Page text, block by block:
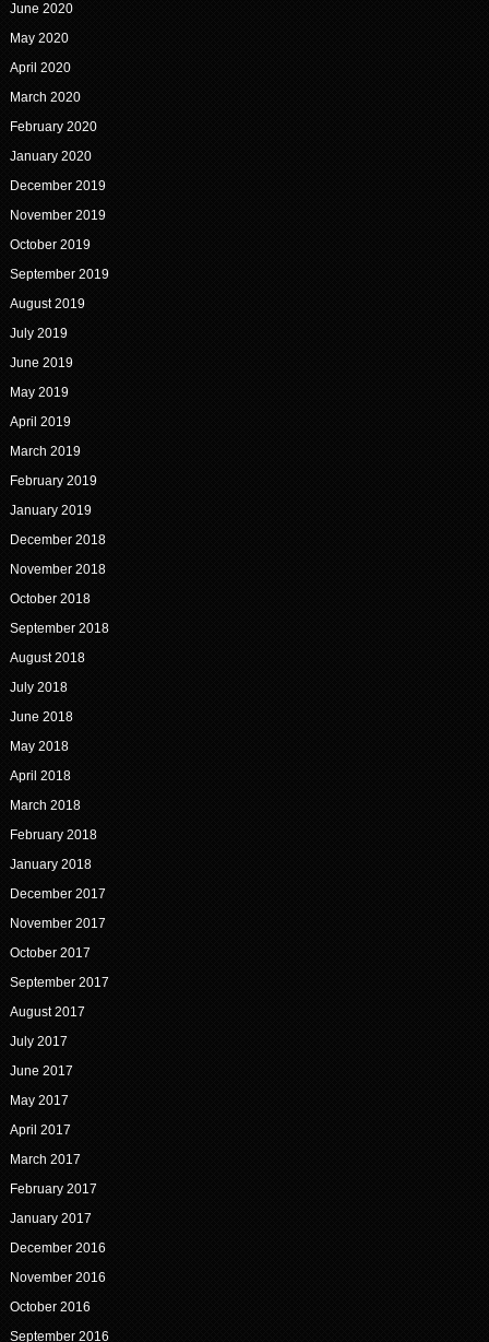
June 2020
May 2020
April 2020
March 2020
February 2020
January 2020
December 2019
November 2019
October 2019
September 2019
August 2019
July 2019
June 2019
May 2019
April 2019
March 2019
February 2019
January 2019
December 2018
November 2018
October 2018
September 2018
August 2018
July 2018
June 2018
May 2018
April 2018
March 2018
February 2018
January 2018
December 2017
November 2017
October 2017
September 2017
August 2017
July 2017
June 2017
May 2017
April 2017
March 2017
February 2017
January 2017
December 2016
November 2016
October 2016
September 2016